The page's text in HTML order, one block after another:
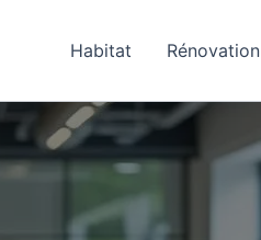
Habitat Rénovation